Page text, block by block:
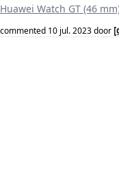
Huawei Watch GT (46
commented 10 jul. 2023door